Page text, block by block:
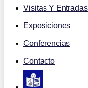
Visitas Y Entradas
Exposiciones
Conferencias
Contacto